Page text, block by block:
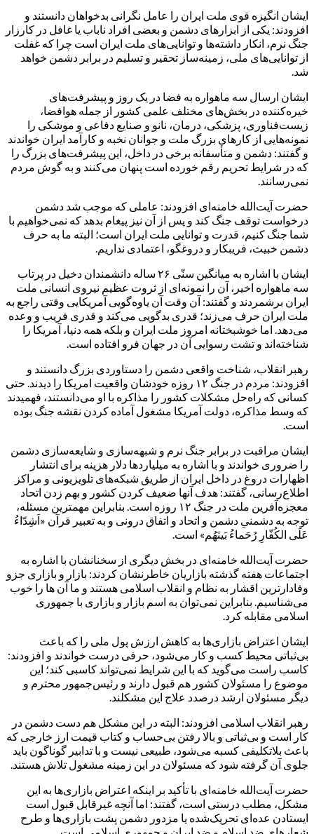
ایشان انگیزه قوی ملت ایران را عامل نگرانی بدخواهان دانستند و
افزودند: یکی از ابزارهای دشمن و بعضی افراد ناباب یا غافل در کارزار
جنگ نرم، انکار داشته‌ها و توانایی‌های ملت ایران است چرا که غفلت
از توانایی‌های ملی، زمینه‌ساز تحقیر و تسلیم در برابر دشمن خواهد
شد.
ایشان ارسال سه ماهواره به فضا در یک روز و پیشرفت‌های
خیره‌کننده در بخش‌های مختلف علمی کشور از جمله هوافضا،
زیست‌فناوری، پزشکی، درمان، نانو و صنایع دفاعی و موشکی را
نمونه‌هایی از کارهای بزرگ ملت و جوانان نخبه و کارآمد ایران خواندند
و گفتند: دشمن و متأسفانه برخی در داخل، این پیشرفت‌های بزرگ را
که در شرایط تحریم رقم خورده است پنهان می‌کنند و به گوش مردم
نمی‌رسانند.
حضرت آیت‌الله خامنه‌ای افزودند: عاملی که موجب شد دشمن
درخواست توقف جنگ کند و پس از آن نیز پیغام بدهد که نمی‌خواهیم با
شما جنگ کنیم، قدرت و توانایی ملت ایران است؛ البته ما به حرف
دشمن خبیث، فریبکار و دروغگو، اعتمادی نداریم.
ایشان با اشاره به میانگین سنّی ۲۶ ساله دانشمندان دخیل در پرتاب
سه ماهواره اخیر، آن را نمونه‌ای از ثروت عظیم نیروی انسانی ملت
ایران برشمردند و گفتند: آن وقت آن یاوه‌گویی آمریکایی وقتی راجع به
ملت ایران حرف می‌زند؛ قدری بدگویی می‌کند و قدری فریب و وعده
می‌دهد. اما خوشبختانه امروز ملت ایران و بلکه همه دنیا، آمریکا را
شناخته‌اند و تشت رسوایی آن در جهان فرو افتاده است.
رهبر انقلاب، شناخت واقعی دشمن را دستاوردی بزرگ دانستند و
افزودند: مردم در جنگ ۱۲ روزه خودشان واقعیت امریکا را دیدند. حتی
کسانی که راه‌حل مشکلات کشور را مذاکره با او می‌دانستند، فهمیدند
که وسط مذاکره، دولت آمریکا مشغول آماده کردن نقشه جنگ بوده
است.
ایشان مراقبت در برابر جنگ نرم و شبهه‌سازی و شایعه‌سازی دشمن
را ضروری خواندند و با اشاره به میلیاردها دلار هزینه برای انتشار
اظهارات دروغ در داخل ایران از طریق شبکه‌های تلویزیونی و مراکز
اطلاع‌رسانی، گفتند: هدف آنها ضعیف کردن کشور و بهم زدن اتحاد
معجزه‌آفرین ملت در جنگ ۱۲ روزه است. بنابراین مهمترین مسئله،
توجه به دشمنیِ دشمن و اتحاد و اتفاق درونی و به تعبیر قرآن «اَشِدّاءُ
عَلَی الکُفّارِ رُحَماءُ بَینَهُم» است.
حضرت آیت‌الله خامنه‌ای در بخش دیگری از سخنانشان با اشاره به
اجتماعات هفته گذشته بازاریان خاطرنشان کردند: بازار و بازاری جزو
وفادارترین اقشار به نظام و انقلاب اسلامی هستند و ما آن ها را خوب
می‌شناسیم. بنابراین نمی‌توان به اسم بازار و بازاری با جمهوری
اسلامی مقابله کرد.
ایشان اعتراض بازاری‌ها به کاهش ارزش پول ملی را که باعث
بی‌ثباتی محیط کسب و کار می‌شود، حرفی درست خواندند و افزودند:
کاسب راست می‌گوید که با این شرایط نمی‌تواند کاسبی کند؛ این
موضوع را مسئولان کشور هم قبول دارند و رئیس‌جمهور محترم و
دیگر مسئولان ارشد درصدد علاج این مشکلند.
رهبر انقلاب اسلامی افزودند: البته در این مشکل هم دست دشمن در
کار است و بی‌ثباتی و بالا رفتن بی‌حساب و کتاب قیمت ارز خارجی که
باعث بلاتکلیفی کسبه می‌شود، طبیعی نیست و با تدابیر گوناگون باید
جلوی آن گرفته شود که مسئولان در این زمینه مشغول تلاش هستند.
حضرت آیت‌الله خامنه‌ای با تأکید بر اینکه اعتراض بازاری‌ها به این
مشکل، مطلب درستی است، گفتند: اما آنچه غیرقابل قبول است
ایستادن عده‌ای تحریک‌شده یا مزدور دشمن پشت بازاری‌ها و طرح